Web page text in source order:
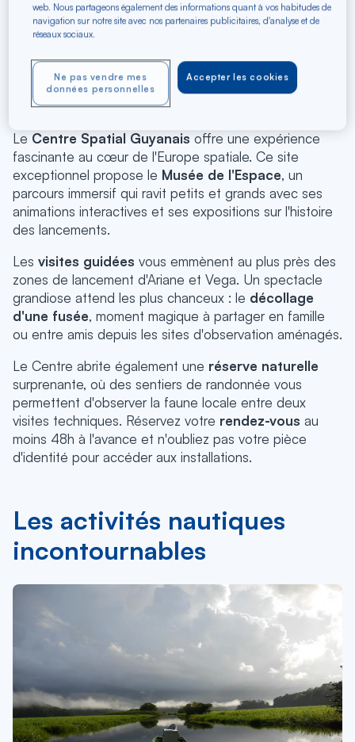
L'activité principale : le
Centre Spatial
Le Centre Spatial Guyanais offre une expérience
fascinante au cœur de l'Europe spatiale. Ce site
exceptionnel propose le Musée de l'Espace, un
parcours immersif qui ravit petits et grands avec ses
animations interactives et ses expositions sur l'histoire
des lancements.
Les visites guidées vous emmènent au plus près des
zones de lancement d'Ariane et Vega. Un spectacle
grandiose attend les plus chanceux : le décollage
d'une fusée, moment magique à partager en famille
ou entre amis depuis les sites d'observation aménagés.
Le Centre abrite également une réserve naturelle
surprenante, où des sentiers de randonnée vous
permettent d'observer la faune locale entre deux
visites techniques. Réservez votre rendez-vous au
moins 48h à l'avance et n'oubliez pas votre pièce
d'identité pour accéder aux installations.
Les activités nautiques
incontournables
web. Nous partageons également des informations quant à vos habitudes de
navigation sur notre site avec nos partenaires publicitaires, d'analyse et de
réseaux sociaux.
Accepter les cookies
Ne pas vendre mes
données personnelles